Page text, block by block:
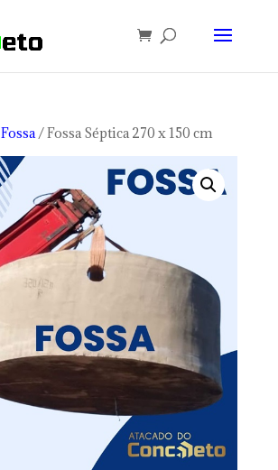
Fossa/ Fossa Séptica 270 x 150 cm